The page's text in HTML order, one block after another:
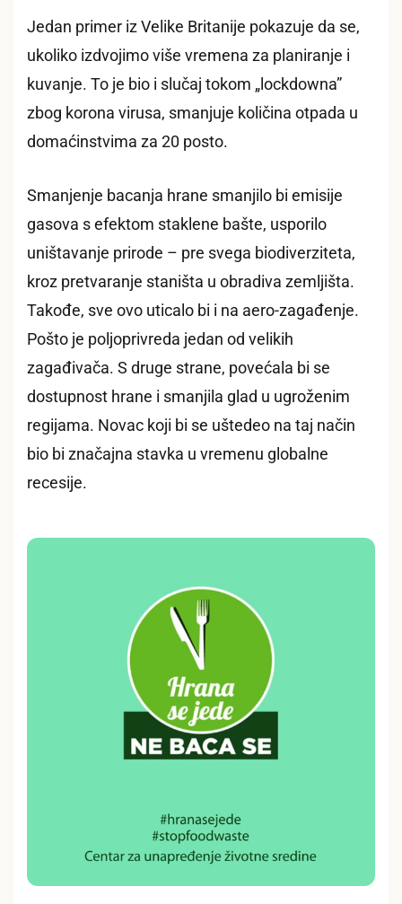
Jedan primer iz Velike Britanije pokazuje da se,
ukoliko izdvojimo više vremena za planiranje i
kuvanje. To je bio i slučaj tokom „lockdowna”
zbog korona virusa, smanjuje količina otpada u
domaćinstvima za 20 posto.
Smanjenje bacanja hrane smanjilo bi emisije
gasova s efektom staklene bašte, usporilo
uništavanje prirode – pre svega biodiverziteta,
kroz pretvaranje staništa u obradiva zemljišta.
Takođe, sve ovo uticalo bi i na aero-zagađenje.
Pošto je poljoprivreda jedan od velikih
zagađivača. S druge strane, povećala bi se
dostupnost hrane i smanjila glad u ugroženim
regijama. Novac koji bi se uštedeo na taj način
bio bi značajna stavka u vremenu globalne
recesije.